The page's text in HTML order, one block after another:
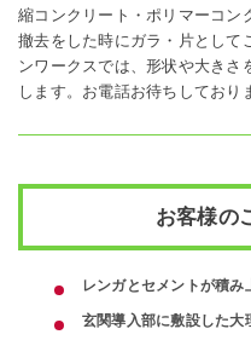
縮コンクリート・ポリマーコン
撤去をした時にガラ・片として
ンワークスでは、形状や大き
します。お電話お待ちしており
お客様の
レンガとセメントが積
玄関導入部に敷設した大